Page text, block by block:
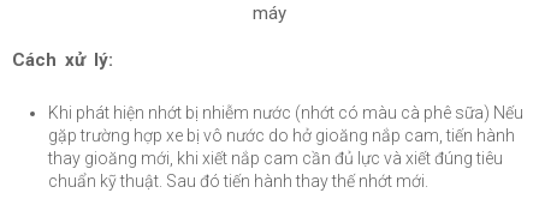
máy
Cách xử lý:
Khi phát hiện nhớt bị nhiễm nước (nhớt có màu cà phê sữa) Nếu
gặp trường hợp xe bị vô nước do hở gioăng nắp cam, tiến hành
thay gioăng mới, khi xiết nắp cam cần đủ lực và xiết đúng tiêu
chuẩn kỹ thuật. Sau đó tiến hành thay thế nhớt mới.